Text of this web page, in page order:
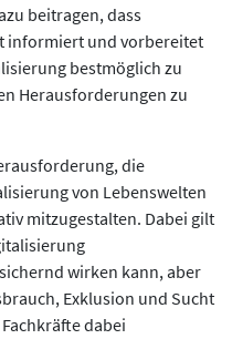
beitragen, dass
informiert und vorbereitet
bestmöglich zu
Herausforderungen zu
die
von Lebenswelten
mitzugestalten. Dabei gilt
wirken kann, aber
Exklusion und Sucht
dabei